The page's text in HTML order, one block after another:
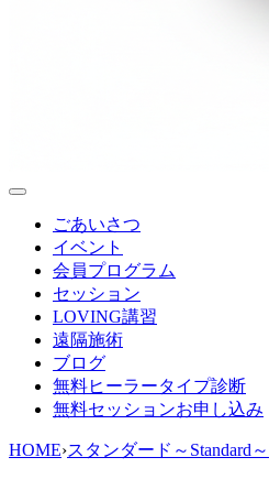
ごあいさつ
イベント
会員プログラム
セッション
LOVING講習
遠隔施術
ブログ
無料ヒーラータイプ診断
無料セッションお申し込み
HOME›スタンダード～Standard～